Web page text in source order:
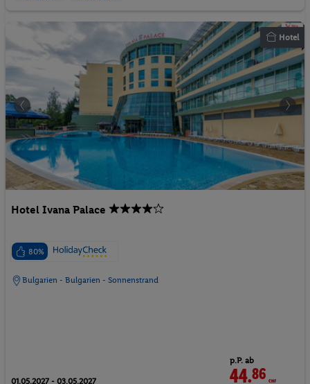
Hotel
Hotel Ivana Palace
80%
Bulgarien - Bulgarien - Sonnenstrand
01.05.2027 - 03.05.2027
p.P. ab
44.86CHF